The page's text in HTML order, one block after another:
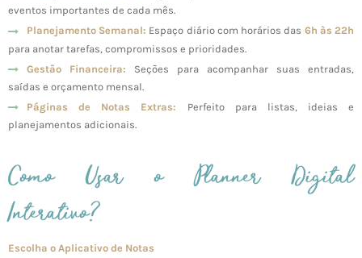
eventos importantes de cada mês.
Planejamento Semanal: Espaço diário com horários das 6h às 22h
para anotar tarefas, compromissos e prioridades.
Gestão Financeira: Seções para acompanhar suas entradas,
saídas e orçamento mensal.
Páginas de Notas Extras: Perfeito para listas, ideias e
planejamentos adicionais.
Como Usar o Planner Digital
Interativo?
Escolha o Aplicativo de Notas